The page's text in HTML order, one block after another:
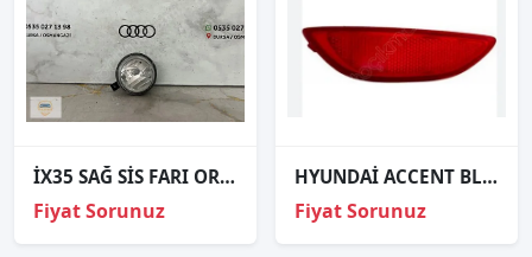
İX35 SAĞ SİS FARI ORJİNAL
Fiyat Sorunuz
HYUNDAİ ACCENT BLUE ARKA TAMPON REFLEKTÖRÜ SAĞ.924061R000
Fiyat Sorunuz